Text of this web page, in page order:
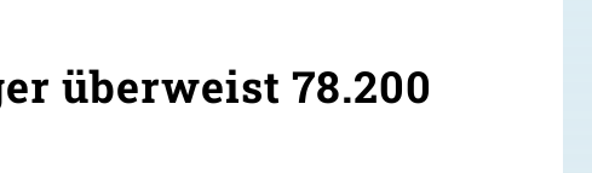
überweist 78.200